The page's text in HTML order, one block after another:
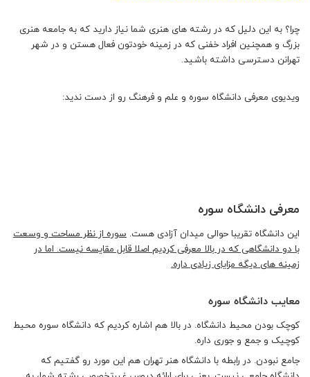
چرا؟ به این دلیل که در رشته های هنری شما نیاز دارید که به جامعه هنری
بزرگ و همچنین افراد خفنی که در زمینه خودتون فعال هستن و در شهر
تهرانن دسترسی داشته باشید.
ویدیوی معرفی دانشگاه سوره و علم و فرهنگ رو از دست ندید:
معرفی دانشگاه سوره
این دانشگاه تقریبا حوالی میدان آزادی هست. سوره از نظر مساحت و وسعت
با دو دانشگاهی که در بالا معرفی کردیم اصلا قابل مقایسه نیست. اما در
زمینه های دیگه مزایای زیادی داره.
معایب دانشگاه سوره
کوچک بودن محیط دانشگاه. در بالا هم اشاره کردیم که دانشگاه سوره محیط
کوچیک و جمع و جوری داره.
جامع نبودن. در رابطه با دانشگاه هنر تهران هم این مورد رو گفتیم که